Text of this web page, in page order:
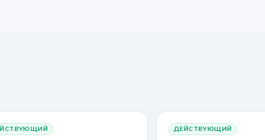
ДЕЙСТВУЮЩИЙ